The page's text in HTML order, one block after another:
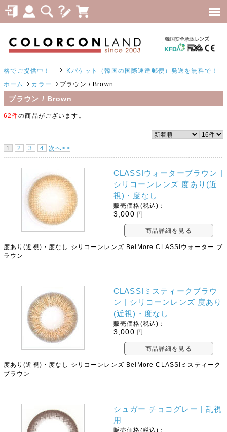
提供中！ Kパケット（韓国の国際速達郵便）発送を無料で！
ホーム カラー ブラウン / Brown
ブラウン / Brown
62件の商品がございます。
1 2 3 4 次へ>>
CLASSIウォーターブラウン |
シリコーンレンズ 度あり(近
視)・度なし
販売価格(税込)：
3,000 円
商品詳細を見る
度あり(近視)・度なし シリコーンレンズ BelMore CLASSIウォーター ブ
ラウン
CLASSIミスティークブラウ
ン | シリコーンレンズ 度あり
(近視)・度なし
販売価格(税込)：
3,000 円
商品詳細を見る
度あり(近視)・度なし シリコーンレンズ BelMore CLASSIミスティーク
ブラウン
シュガー チョコグレー | 乱視
用
販売価格(税込)：